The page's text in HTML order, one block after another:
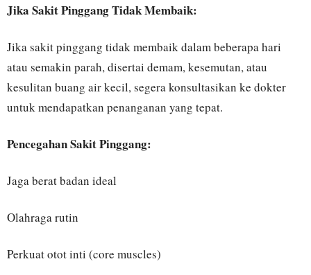
Jika Sakit Pinggang Tidak Membaik:
Jika sakit pinggang tidak membaik dalam beberapa hari
atau semakin parah, disertai demam, kesemutan, atau
kesulitan buang air kecil, segera konsultasikan ke dokter
untuk mendapatkan penanganan yang tepat.
Pencegahan Sakit Pinggang:
Jaga berat badan ideal
Olahraga rutin
Perkuat otot inti (core muscles)